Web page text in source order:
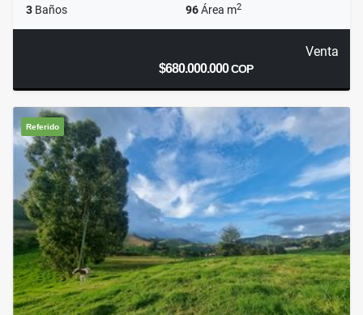
3 Baños 96Área m2
Venta
$680.000.000COP
Referido